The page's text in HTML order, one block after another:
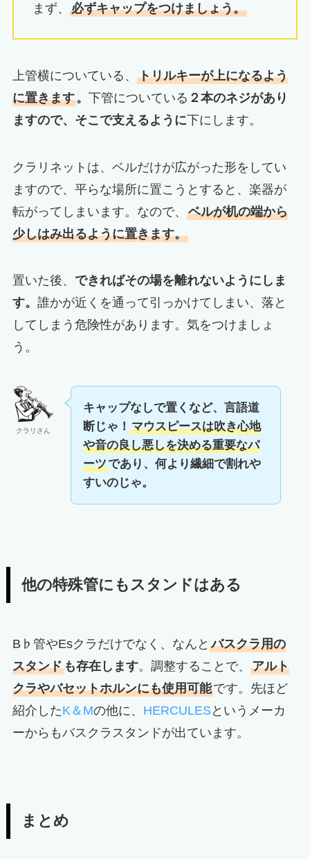
まず、 必ずキャップをつけましょう。
上管横についている、 トリルキーが上になるよう
に置きます。 下管についている ２本のネジがあり
ますので、そこで支えるように下にします。
クラリネットは、ベルだけが広がった形をしてい
ますので、平らな場所に置こうとすると、楽器が
転がってしまいます。なので、 ベルが机の端から
少しはみ出るように置きます。
置いた後、 できればその場を離れないようにしま
す。 誰かが近くを通って引っかけてしまい、落と
してしまう危険性があります。気をつけましょ
う。
クラリさん
キャップなしで置くなど、言語道
断じゃ！ マウスピースは吹き心地
や音の良し悪しを決める重要なパ
ーツであり、何より繊細で割れや
すいのじゃ。
他の特殊管にもスタンドはある
B♭管やEsクラだけでなく、なんと バスクラ用の
スタンドも存在します。調整することで、 アルト
クラやバセットホルンにも使用可能です。先ほど
紹介したK＆Mの他に、 HERCULESというメーカ
ーからもバスクラスタンドが出ています。
まとめ